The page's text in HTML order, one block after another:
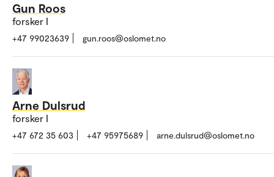
Gun Roos
forsker I
+47 99023639 gun.roos@oslomet.no
Arne Dulsrud
forsker I
+47 672 35 603 +47 95975689 arne.dulsrud@oslomet.no